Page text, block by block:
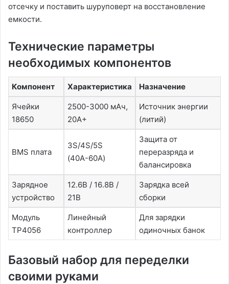
отсечку и поставить шуруповерт на восстановление
емкости․
Технические параметры
необходимых компонентов
Компонент Характеристика Назначение
Ячейки
18650
2500-3000 мАч,
20А+
Источник энергии
(литий)
BMS плата
3S/4S/5S
(40А-60А)
Защита от
переразряда и
балансировка
Зарядное
устройство
12․6В / 16․8В /
21В
Зарядка всей
сборки
Модуль
TP4056
Линейный
контроллер
Для зарядки
одиночных банок
Базовый набор для переделки
своими руками